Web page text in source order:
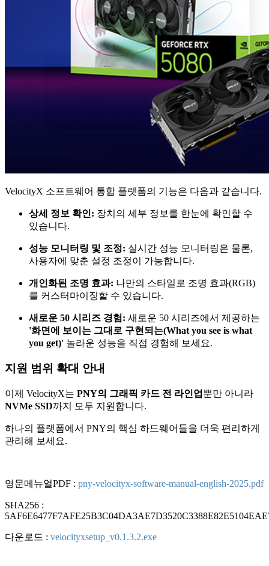
VelocityX 소프트웨어 통합 플랫폼의 기능은 다음과 같습니다.
상세 정보 확인: 장치의 세부 정보를 한눈에 확인할 수
있습니다.
성능 모니터링 및 조정: 실시간 성능 모니터링은 물론,
사용자에 맞춘 설정 조정이 가능합니다.
개인화된 조명 효과: 나만의 스타일로 조명 효과(RGB)
를 커스터마이징할 수 있습니다.
새로운 50 시리즈 경험: 새로운 50 시리즈에서 제공하는
'화면에 보이는 그대로 구현되는(What you see is what
you get)' 놀라운 성능을 직접 경험해 보세요.
지원 범위 확대 안내
이제 VelocityX는 PNY의 그래픽 카드 전 라인업 뿐만 아니라
NVMe SSD까지 모두 지원합니다.
하나의 플랫폼에서 PNY의 핵심 하드웨어들을 더욱 편리하게
관리해 보세요.
영문메뉴얼PDF : pny-velocityx-software-manual-english-2025.pdf
SHA256 :
다운로드 : velocityxsetup_v0.1.3.2.exe